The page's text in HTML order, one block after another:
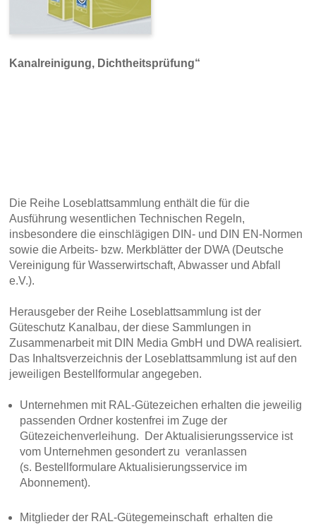
Kanalreinigung, Dichtheitsprüfung“
Die Reihe Loseblattsammlung enthält die für die
Ausführung wesentlichen Technischen Regeln,
insbesondere die einschlägigen DIN- und DIN EN-Normen
sowie die Arbeits- bzw. Merkblätter der DWA (Deutsche
Vereinigung für Wasserwirtschaft, Abwasser und Abfall
e.V.).
Herausgeber der Reihe Loseblattsammlung ist der
Güteschutz Kanalbau, der diese Sammlungen in
Zusammenarbeit mit DIN Media GmbH und DWA realisiert.
Das Inhaltsverzeichnis der Loseblattsammlung ist auf den
jeweiligen Bestellformular angegeben.
Unternehmen mit RAL-Gütezeichen erhalten die jeweilig
passenden Ordner kostenfrei im Zuge der
Gütezeichenverleihung. Der Aktualisierungsservice ist
vom Unternehmen gesondert zu veranlassen
(s. Bestellformulare Aktualisierungsservice im
Abonnement).
Mitglieder der RAL-Gütegemeinschaft erhalten die